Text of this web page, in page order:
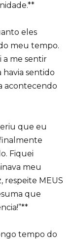
eles
meu tempo.
a me sentir
sentido
acontecendo
que eu
Fiquei
meu
respeite MEUS
que
tempo do